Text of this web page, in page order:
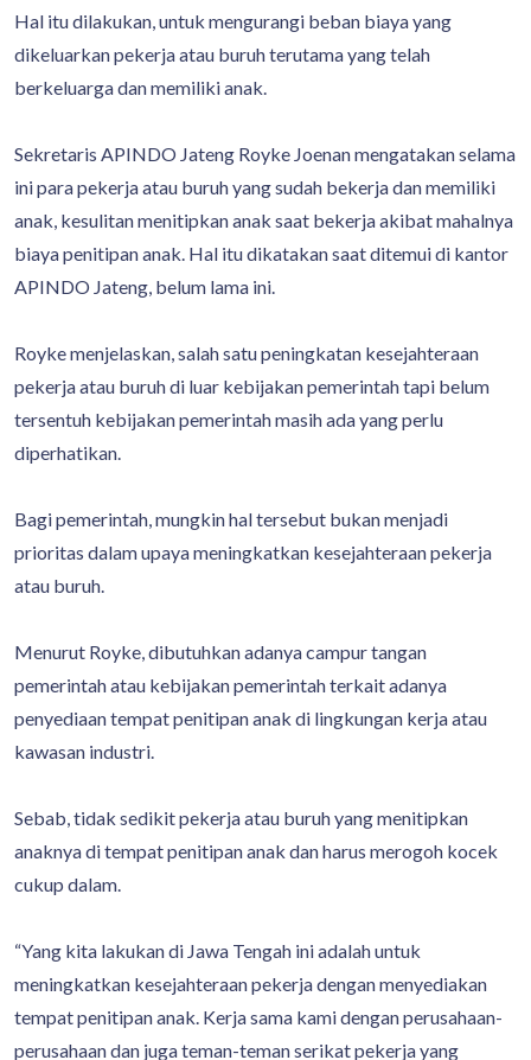
Hal itu dilakukan, untuk mengurangi beban biaya yang
dikeluarkan pekerja atau buruh terutama yang telah
berkeluarga dan memiliki anak.
Sekretaris APINDO Jateng Royke Joenan mengatakan selama
ini para pekerja atau buruh yang sudah bekerja dan memiliki
anak, kesulitan menitipkan anak saat bekerja akibat mahalnya
biaya penitipan anak. Hal itu dikatakan saat ditemui di kantor
APINDO Jateng, belum lama ini.
Royke menjelaskan, salah satu peningkatan kesejahteraan
pekerja atau buruh di luar kebijakan pemerintah tapi belum
tersentuh kebijakan pemerintah masih ada yang perlu
diperhatikan.
Bagi pemerintah, mungkin hal tersebut bukan menjadi
prioritas dalam upaya meningkatkan kesejahteraan pekerja
atau buruh.
Menurut Royke, dibutuhkan adanya campur tangan
pemerintah atau kebijakan pemerintah terkait adanya
penyediaan tempat penitipan anak di lingkungan kerja atau
kawasan industri.
Sebab, tidak sedikit pekerja atau buruh yang menitipkan
anaknya di tempat penitipan anak dan harus merogoh kocek
cukup dalam.
“Yang kita lakukan di Jawa Tengah ini adalah untuk
meningkatkan kesejahteraan pekerja dengan menyediakan
tempat penitipan anak. Kerja sama kami dengan perusahaan-
perusahaan dan juga teman-teman serikat pekerja yang